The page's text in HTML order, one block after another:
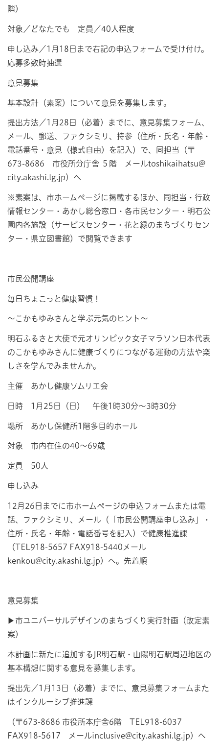
階）
対象／どなたでも 定員／40人程度
申し込み／1月18日まで右記の申込フォームで受け付け。
応募多数時抽選
意見募集
基本設計（素案）について意見を募集します。
提出方法／1月28日（必着）までに、意見募集フォーム、
メール、郵送、ファクシミリ、持参（住所・氏名・年齢・
電話番号・意見（様式自由）を記入）で、同担当（〒
673-8686 市役所分庁舎 ５階 メールtoshikaihatsu@
city.akashi.lg.jp）へ
※素案は、市ホームページに掲載するほか、同担当・行政
情報センター・あかし総合窓口・各市民センター・明石公
園内各施設（サービスセンター・花と緑のまちづくりセン
ター・県立図書館）で閲覧できます
市民公開講座
毎日ちょこっと健康習慣！
～こかもゆみさんと学ぶ元気のヒント～
明石ふるさと大使で元オリンピック女子マラソン日本代表
のこかもゆみさんに健康づくりにつながる運動の方法や楽
しさを学んでみませんか。
主催 あかし健康ソムリエ会
日時 1月25日（日） 午後1時30分～3時30分
場所 あかし保健所1階多目的ホール
対象 市内在住の40～69歳
定員 50人
申し込み
12月26日までに市ホームページの申込フォームまたは電
話、ファクシミリ、メール（「市民公開講座申し込み」・
住所・氏名・年齢・電話番号を記入）で健康推進課
（TEL918-5657 FAX918-5440メール
kenkou@city.akashi.lg.jp）へ。先着順
意見募集
▶市ユニバーサルデザインのまちづくり実行計画（改定素
案）
本計画に新たに追加するJR明石駅・山陽明石駅周辺地区の
基本構想に関する意見を募集します。
提出先／1月13日（必着）までに、意見募集フォームまた
はインクルーシブ推進課
（〒673-8686 市役所本庁舎6階 TEL918-6037
FAX918-5617 メールinclusive@city.akashi.lg.jp）へ